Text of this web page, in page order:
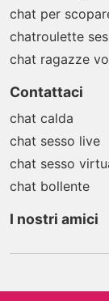
chat per
chatroulette
chat ragazze
Contattaci
chat calda
chat sesso live
chat sesso
chat bollente
I nostri amici